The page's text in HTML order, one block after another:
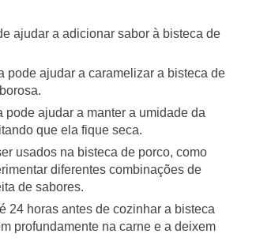
ajudar a adicionar sabor à bisteca de
pode ajudar a caramelizar a bisteca de
ajudar a manter a umidade da
que ela fique seca.
usados na bisteca de porco, como
diferentes combinações de
de sabores.
24 horas antes de cozinhar a bisteca
profundamente na carne e a deixem